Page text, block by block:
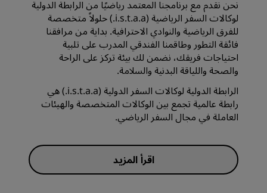
نحن نقدم مع برنامجنا المعتمد رياضيًا من الرابطة الدولية
لوكالات السفر الرياضية (i.s.t.a.a.) حلولاً متخصصة
للفرق الرياضية والنوادي الاحترافية. بداية من مرافقنا
فائقة التطور وطاقمنا الفندقي المدرب على تلبية
احتياجات فريقك، نضمن لك بيئة تركز على الراحة
والصحة واللياقة البدنية والسلامة.
الرابطة الدولية لوكالات السفر الدولية (i.s.t.a.a.) هي
رابطة عالمية تجمع بين الوكالات المتخصصة والهيئات
العاملة في مجال السفر الرياضي.
اقرأ المزيد